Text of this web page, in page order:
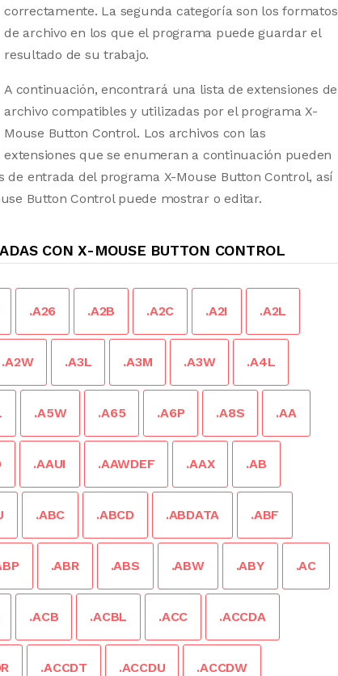
correctamente. La segunda categoría son los formatos
de archivo en los que el programa puede guardar el
resultado de su trabajo.
A continuación, encontrará una lista de extensiones de
archivo compatibles y utilizadas por el programa X-
Mouse Button Control. Los archivos con las
extensiones que se enumeran a continuación pueden
entrada del programa X-Mouse Button Control, así
Button Control puede mostrar o editar.
CON X-MOUSE BUTTON CONTROL
.A26 .A2B .A2C .A2I .A2L
.A2W .A3L .A3M .A3W .A4L
.A5W .A65 .A6P .A8S .AA
.AAUI .AAWDEF .AAX .AB
.ABC .ABCD .ABDATA .ABF
.ABR .ABS .ABW .ABY .AC
.ACB .ACBL .ACC .ACCDA
.ACCDT .ACCDU .ACCDW